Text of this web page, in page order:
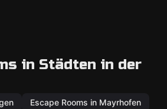
in Städten in der
Escape Rooms in Mayrhofen